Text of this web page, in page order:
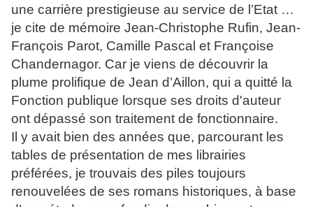
une carrière prestigieuse au service de l’Etat …
je cite de mémoire Jean-Christophe Rufin, Jean-
François Parot, Camille Pascal et Françoise
Chandernagor. Car je viens de découvrir la
plume prolifique de Jean d’Aillon, qui a quitté la
Fonction publique lorsque ses droits d'auteur
ont dépassé son traitement de fonctionnaire.
Il y avait bien des années que, parcourant les
tables de présentation de mes librairies
préférées, je trouvais des piles toujours
renouvelées de ses romans historiques, à base